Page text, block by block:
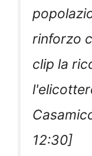
rinforzo
clip la
12:30]